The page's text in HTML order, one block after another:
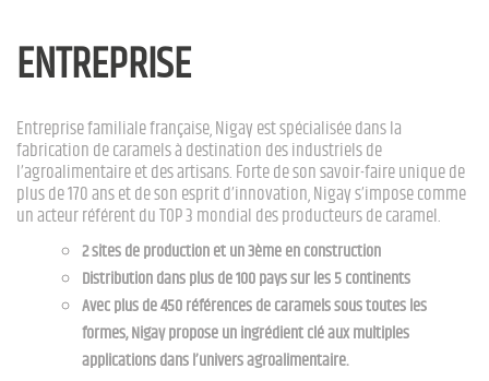
ENTREPRISE
Entreprise familiale française, Nigay est spécialisée dans la
fabrication de caramels à destination des industriels de
l’agroalimentaire et des artisans. Forte de son savoir-faire unique de
plus de 170 ans et de son esprit d’innovation, Nigay s’impose comme
un acteur référent du TOP 3 mondial des producteurs de caramel.
2 sites de production et un 3ème en construction
Distribution dans plus de 100 pays sur les 5 continents
Avec plus de 450 références de caramels sous toutes les
formes, Nigay propose un ingrédient clé aux multiples
applications dans l’univers agroalimentaire.